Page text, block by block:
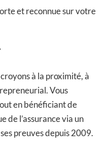
et reconnue sur votre
à la proximité, à
Vous
en bénéficiant de
de l’assurance via un
preuves depuis 2009.